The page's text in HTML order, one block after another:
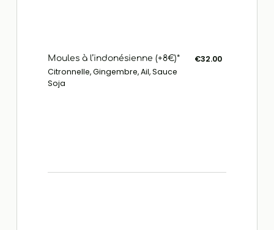
Moules à l’indonésienne (+8€)*
Citronnelle, Gingembre, Ail, Sauce
Soja
€32.00